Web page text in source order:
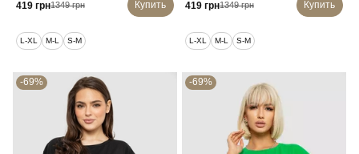
419 грн1349 грн Купить
L-XL M-L S-M
419 грн1349 грн Купить
L-XL M-L S-M
-69% -69%